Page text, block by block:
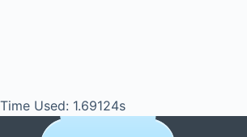
Time Used: 1.69124s